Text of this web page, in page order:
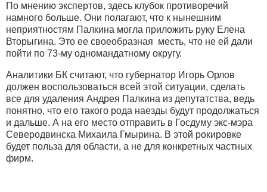
По мнению экспертов, здесь клубок противоречий
намного больше. Они полагают, что к нынешним
неприятностям Палкина могла приложить руку Елена
Вторыгина. Это ее своеобразная месть, что не ей дали
пойти по 73-му одномандатному округу.
Аналитики БК считают, что губернатор Игорь Орлов
должен воспользоваться всей этой ситуации, сделать
все для удаления Андрея Палкина из депутатства, ведь
понятно, что его такого рода наезды будут продолжаться
и дальше. А на его место отправить в Госдуму экс-мэра
Северодвинска Михаила Гмырина. В этой рокировке
будет польза для области, а не для конкретных частных
фирм.